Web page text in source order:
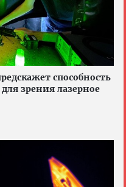
способность
зрения лазерное